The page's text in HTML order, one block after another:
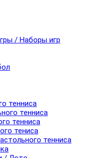
/ Наборы игр
тенниса
тенниса
тенниса
тениса
тенниса